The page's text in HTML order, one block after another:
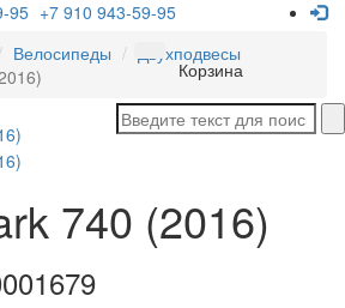
95 +7 910 943-59-95
Корзина
Велосипеды
Двухподвесы
740 (2016)